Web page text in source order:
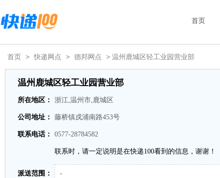
首页
首页 > 快递网点 > 德邦网点 > 温州鹿城区轻工业园营业部
温州鹿城区轻工业园营业部
所在地区： 浙江,温州市,鹿城区
公司地址： 藤桥镇戍浦南路453号
联系电话： 0577-28784582
联系时，请一定说明是在快递100看到的信息，谢谢！
派送范围： -